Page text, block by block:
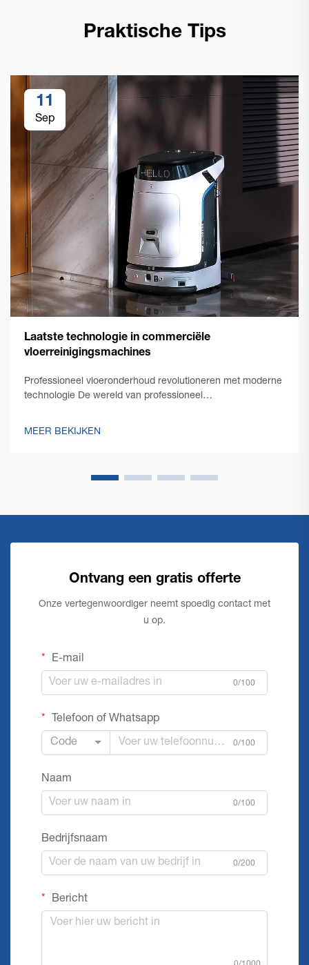
Praktische Tips
11
Sep
Laatste technologie in commerciële
vloerreinigingsmachines
Professioneel vloeronderhoud revolutioneren met moderne
technologie De wereld van professioneel
transformatie doorgemaakt met de opkomst van
MEER BEKIJKEN
Ontvang een gratis offerte
Onze vertegenwoordiger neemt spoedig contact met
u op.
E-mail
0/100
Telefoon of Whatsapp
Code 0/100
Naam
0/100
Bedrijfsnaam
0/200
Bericht